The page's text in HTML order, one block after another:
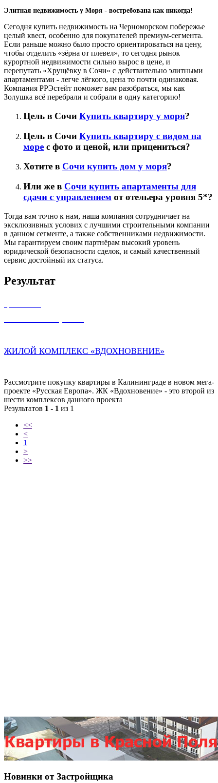
Элитная недвижимость у Моря - востребована как никогда!
Сегодня купить недвижимость на Черноморском побережье
целый квест, особенно для покупателей премиум-сегмента.
Если раньше можно было просто ориентироваться на цену,
чтобы отделить «зёрна от плевел», то сегодня рынок
курортной недвижимости сильно вырос в цене, и
перепутать «Хрущёвку в Сочи» с действительно элитными
апартаментами - легче лёгкого, цена то почти одинаковая.
Компания РРЭстейт поможет вам разобраться, мы как
Золушка всё перебрали и собрали в одну категорию!
Цель в Сочи Купить квартиру у моря?
Цель в Сочи Купить квартиру с видом на
море с фото и ценой, или прицениться?
Хотите в Сочи купить дом у моря?
Или же в Сочи купить апартаменты для
сдачи с управлением от отельера уровня 5*?
Тогда вам точно к нам, наша компания сотрудничает на
эксклюзивных услових с лучшими строительными компании
в данном сегменте, а также собственниками недвижимости.
Мы гарантируем своим партнёрам высокий уровень
юридической безопасности сделок, и самый качественный
сервис достойный их статуса.
Результат
ЖИЛОЙ КОМПЛЕКС «ВДОХНОВЕНИЕ»
Рассмотрите покупку квартиры в Калининграде в новом мега-
проекте «Русская Европа». ЖК «Вдохновение» - это второй из
шести комплексов данного проекта
Результатов 1 - 1 из 1
<<
<
1
>
>>
Новинки от Застройщика